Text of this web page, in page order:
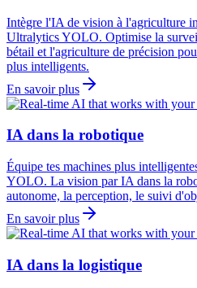
Intègre l'IA de vision à l'agriculture
Ultralytics YOLO. Optimise la
bétail et l'agriculture de précision
plus intelligents.
En savoir plus
IA dans la robotique
Équipe tes machines plus
YOLO. La vision par IA dans la
autonome, la perception, le suivi
En savoir plus
IA dans la logistique